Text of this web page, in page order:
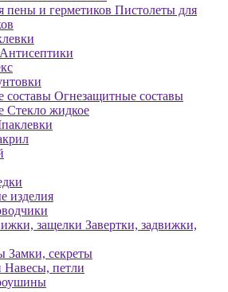
Пистолеты для
Антисептики
Огнезащитные составы
Стекло жидкое
изделия
Завертки, задвижки,
Замки, секреты
Навесы, петли